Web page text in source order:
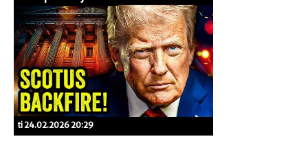
ti 24.02.2026 20:29